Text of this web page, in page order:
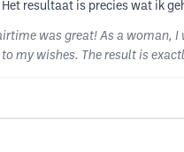
resultaat is precies wat ik
was great! As a woman,
my wishes. The result is